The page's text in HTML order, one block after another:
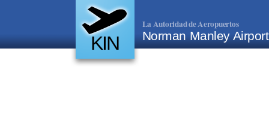
KIN
La Autoridad de Aeropuertos
Norman Manley